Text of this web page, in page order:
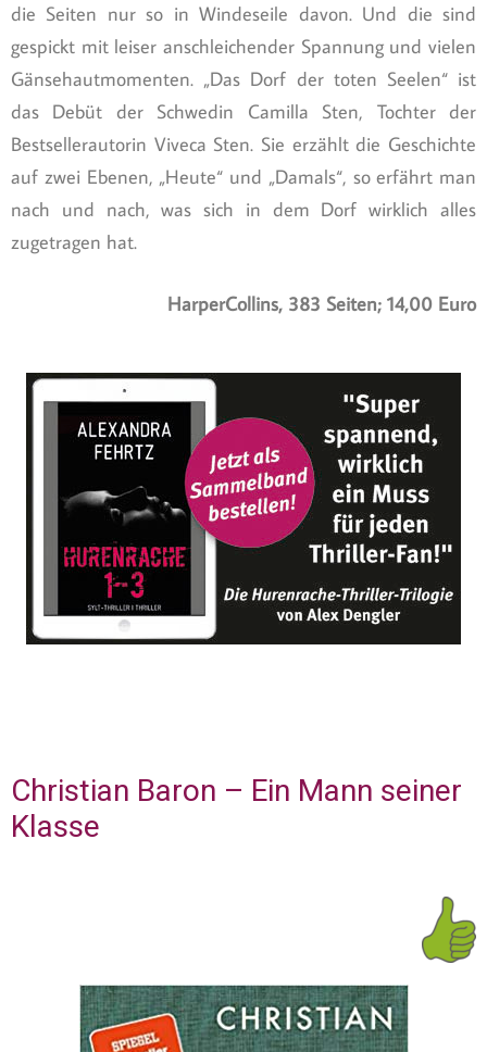
die Seiten nur so in Windeseile davon. Und die sind
gespickt mit leiser anschleichender Spannung und vielen
Gänsehautmomenten. „Das Dorf der toten Seelen“ ist
das Debüt der Schwedin Camilla Sten, Tochter der
Bestsellerautorin Viveca Sten. Sie erzählt die Geschichte
auf zwei Ebenen, „Heute“ und „Damals“, so erfährt man
nach und nach, was sich in dem Dorf wirklich alles
zugetragen hat.
HarperCollins, 383 Seiten; 14,00 Euro
Christian Baron – Ein Mann seiner
Klasse